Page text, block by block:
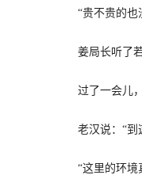
“贵不贵的也没
姜局长听了若
过了一会儿，
老汉说：“到这
“这里的环境真